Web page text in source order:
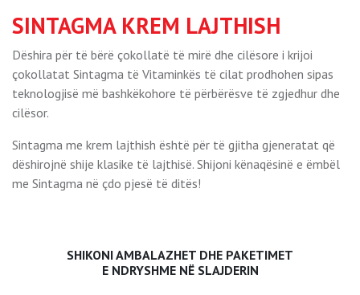
SINTAGMA KREM LAJTHISH
Dëshira për të bërë çokollatë të mirë dhe cilësore i krijoi
çokollatat Sintagma të Vitaminkës të cilat prodhohen sipas
teknologjisë më bashkëkohore të përbërësve të zgjedhur dhe
cilësor.
Sintagma me krem lajthish është për të gjitha gjeneratat që
dëshirojnë shije klasike të lajthisë. Shijoni kënaqësinë e ëmbël
me Sintagma në çdo pjesë të ditës!
SHIKONI AMBALAZHET DHE PAKETIMET
E NDRYSHME NË SLAJDERIN